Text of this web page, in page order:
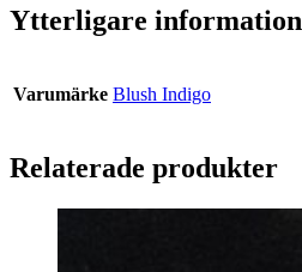
Ytterligare information
Varumärke Blush Indigo
Relaterade produkter